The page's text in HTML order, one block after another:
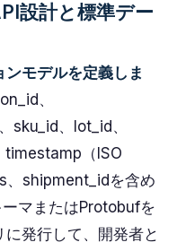
設計と標準デー
モデルを定義しま
、
、lot_id、
（ISO
shipment_idを含め
マまたはProtobufを
発行して、開発者と